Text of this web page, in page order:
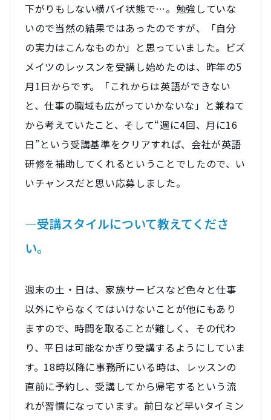
下がりもしない横バイ状態で…。勉強していな
いので当然の結果ではあったのですが、「自分
の実力はこんなものか」と思っていました。ビズ
メイツのレッスンを受講し始めたのは、昨年の5
月1日からです。「これからは英語ができない
と、仕事の職域も広がっていかないな」と兼ねて
から考えていたこと、そして“週に4回、月に16
日”という受講基準をクリアすれば、会社が英語
研修を補助してくれるということでしたので、い
いチャンスだと思い応募しました。
―受講スタイルについて教えてくださ
い。
週末の土・日は、家族サービスなど色々と仕事
以外にやらなくてはいけないことが他にもあり
ますので、時間を取ることが難しく、その代わ
り、平日は可能なかぎり受講するようにしていま
す。18時以降に事務所にいる時は、レッスンの
直前に予約し、受講してから帰宅するという流
れが習慣になっています。前日など早いタイミン